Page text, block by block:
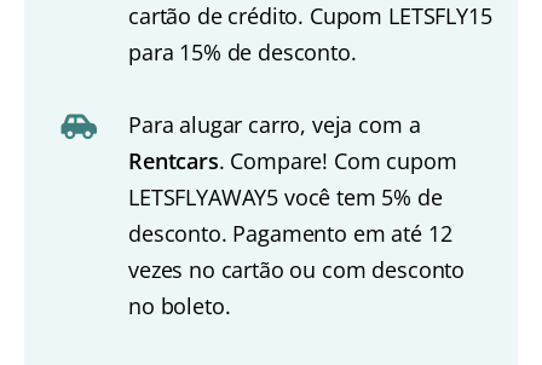
cartão de crédito. Cupom LETSFLY15
para 15% de desconto.
Para alugar carro, veja com a
Rentcars. Compare! Com cupom
LETSFLYAWAY5 você tem 5% de
desconto. Pagamento em até 12
vezes no cartão ou com desconto
no boleto.